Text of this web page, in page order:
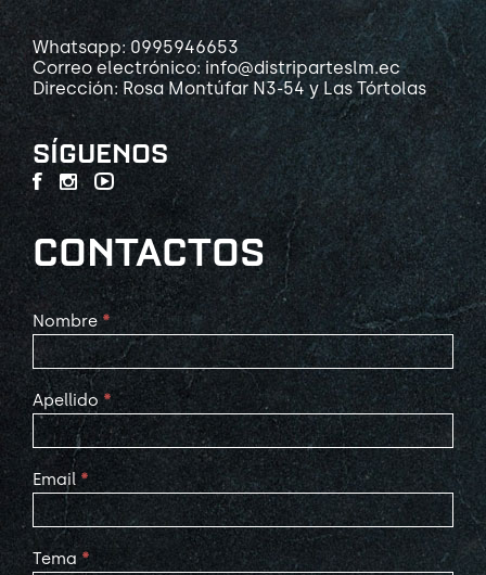
Whatsapp: 0995946653
Correo electrónico: info@distriparteslm.ec
Dirección: Rosa Montúfar N3-54 y Las Tórtolas
SÍGUENOS
CONTACTOS
Contact
Us
Nombre *
Apellido *
Email *
Tema *